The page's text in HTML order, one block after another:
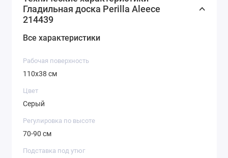
Гладильная доска Perilla Aleece
214439
Все характеристики
Рабочая поверхность
110х38 см
Цвет
Серый
Регулировка по высоте
70-90 см
Подставка под утюг